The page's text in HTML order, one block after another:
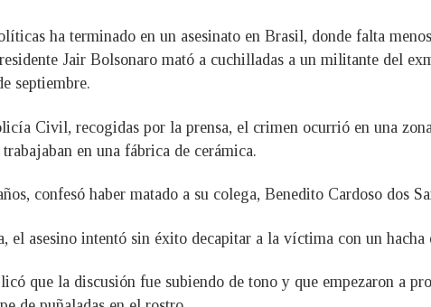
ha terminado en un asesinato en Brasil, donde falta
Jair Bolsonaro mató a cuchilladas a un militante del
septiembre.
Civil, recogidas por la prensa, el crimen ocurrió en una
en una fábrica de cerámica.
confesó haber matado a su colega, Benedito Cardoso dos
el asesino intentó sin éxito decapitar a la víctima con un
que la discusión fue subiendo de tono y que empezaron a